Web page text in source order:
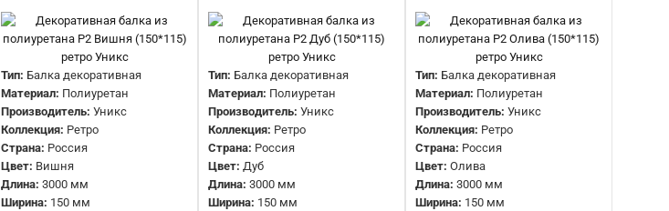
3973 руб.
Цвет: Орех
Длина: 3000 мм
Ширина: 100 мм
Высота: 75 мм
Декоративная балка из
полиуретана Р1 Светлый дуб
(100*75) ретро Уникс
Тип:
Балка декоративная
Производитель:
Коллекция:
Тип: Балка декоративная
Материал: Полиуретан
Производитель: Уникс
Коллекция: Ретро
Страна: Россия
Цвет: Вишня
Длина: 3000 мм
Ширина: 150 мм
Тип: Балка декоративная
Материал: Полиуретан
Производитель: Уникс
Коллекция: Ретро
Страна: Россия
Цвет: Дуб
Длина: 3000 мм
Ширина: 150 мм
Тип: Балка декоративная
Материал: Полиуретан
Производитель: Уникс
Коллекция: Ретро
Страна: Россия
Цвет: Олива
Длина: 3000 мм
Ширина: 150 мм